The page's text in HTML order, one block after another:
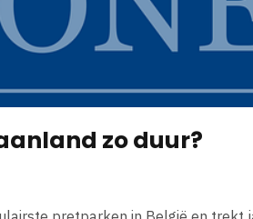
zo duur?